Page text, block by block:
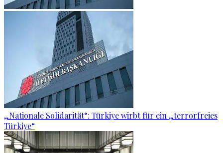
„Nationale Solidarität“: Türkiye wirbt für ein „terrorfreies
Türkiye“